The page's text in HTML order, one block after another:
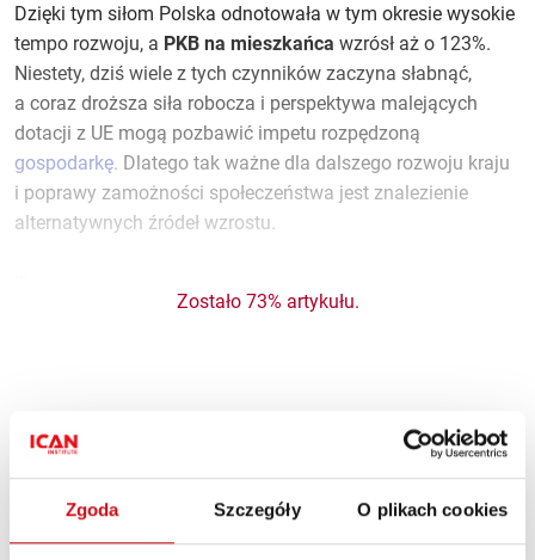
Zgoda Szczegóły O plikach cookies
Dzięki tym siłom Polska odnotowała w tym okresie wysokie
tempo rozwoju, a PKB na mieszkańca wzrósł aż o 123%.
Niestety, dziś wiele z tych czynników zaczyna słabnąć,
a coraz droższa siła robocza i perspektywa malejących
dotacji z UE mogą pozbawić impetu rozpędzoną
gospodarkę. Dlatego tak ważne dla dalszego rozwoju kraju
i poprawy zamożności społeczeństwa jest znalezienie
alternatywnych źródeł wzrostu.
Zostało 73% artykułu.
Materiał dostępny tylko dla
subskrybentów
Dołącz do subskrybentów i korzystaj z treści